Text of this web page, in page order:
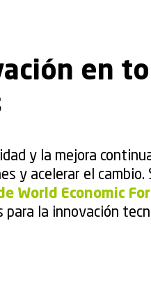
en
y la mejora
y acelerar el cambio.
World Economic
la innovación